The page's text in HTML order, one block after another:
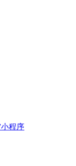
程序